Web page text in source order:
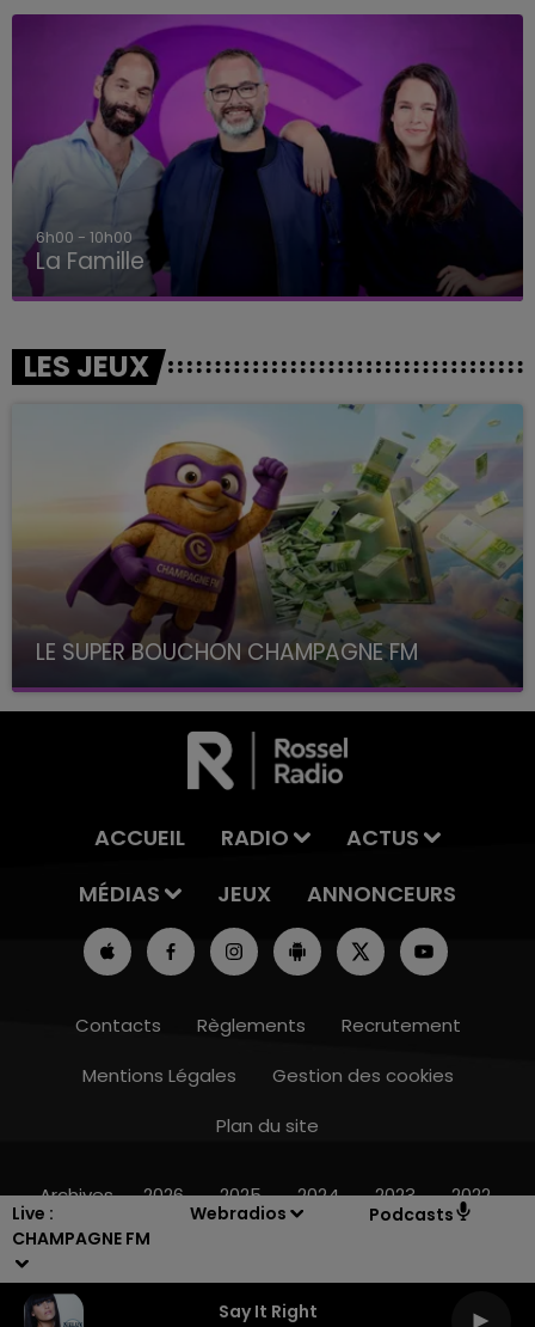
Live :
CHAMPAGNE FM
Webradios Podcasts
Say It Right
6h00 - 10h00
La Famille
LES JEUX
LE SUPER BOUCHON CHAMPAGNE FM
avec La Famille Champagne FM, à 8H10
ACCUEIL RADIO
ACTUS
MÉDIAS
JEUX ANNONCEURS
Contacts Règlements
Recrutement
Mentions Légales
Gestion des cookies
Plan du site
Archives 2026 2025 2024 2023 2022